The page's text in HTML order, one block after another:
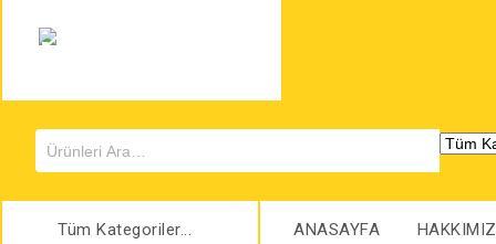
Tüm Kategoriler... ANASAYFA